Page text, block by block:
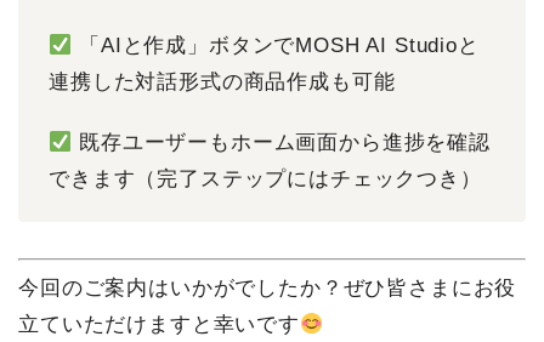
「AIと作成」ボタンでMOSH AI Studioと
連携した対話形式の商品作成も可能
既存ユーザーもホーム画面から進捗を確認
できます（完了ステップにはチェックつき）
今回のご案内はいかがでしたか？ぜひ皆さまにお役
立ていただけますと幸いです